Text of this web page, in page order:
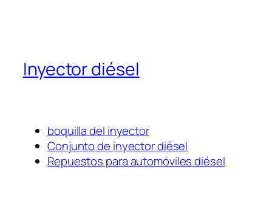
Inyector diésel
boquilla del inyector
Conjunto de inyector diésel
Repuestos para automóviles diésel